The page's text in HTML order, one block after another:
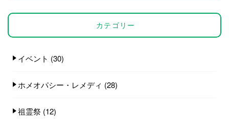
カテゴリー
イベント (30)
ホメオパシー・レメディ (28)
祖霊祭 (12)